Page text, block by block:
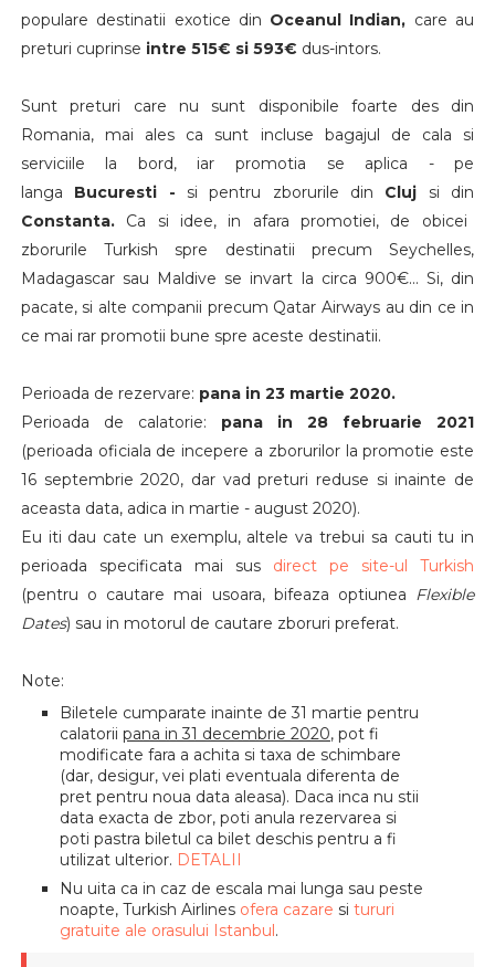
populare destinatii exotice din Oceanul Indian, care au
preturi cuprinse intre 515€ si 593€ dus-intors.
Sunt preturi care nu sunt disponibile foarte des din
Romania, mai ales ca sunt incluse bagajul de cala si
serviciile la bord, iar promotia se aplica - pe
langa Bucuresti - si pentru zborurile din Cluj si din
Constanta. Ca si idee, in afara promotiei, de obicei
zborurile Turkish spre destinatii precum Seychelles,
Madagascar sau Maldive se invart la circa 900€... Si, din
pacate, si alte companii precum Qatar Airways au din ce in
ce mai rar promotii bune spre aceste destinatii.
Perioada de rezervare: pana in 23 martie 2020.
Perioada de calatorie: pana in 28 februarie 2021
(perioada oficiala de incepere a zborurilor la promotie este
16 septembrie 2020, dar vad preturi reduse si inainte de
aceasta data, adica in martie - august 2020).
Eu iti dau cate un exemplu, altele va trebui sa cauti tu in
perioada specificata mai sus direct pe site-ul Turkish
(pentru o cautare mai usoara, bifeaza optiunea Flexible
Dates) sau in motorul de cautare zboruri preferat.
Note:
Biletele cumparate inainte de 31 martie pentru
calatorii pana in 31 decembrie 2020, pot fi
modificate fara a achita si taxa de schimbare
(dar, desigur, vei plati eventuala diferenta de
pret pentru noua data aleasa). Daca inca nu stii
data exacta de zbor, poti anula rezervarea si
poti pastra biletul ca bilet deschis pentru a fi
utilizat ulterior. DETALII
Nu uita ca in caz de escala mai lunga sau peste
noapte, Turkish Airlines ofera cazare si tururi
gratuite ale orasului Istanbul.